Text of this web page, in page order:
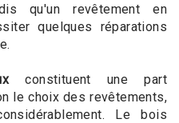
qu'un revêtement en
quelques réparations
constituent une part
le choix des revêtements,
Le bois